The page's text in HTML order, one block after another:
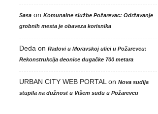
Sasaon Komunalne službe Požarevac: Održavanje
grobnih mesta je obaveza korisnika
Deda on Radovi u Moravskoj ulici u Požarevcu:
Rekonstrukcija deonice dugačke 700 metara
URBAN CITY WEB PORTAL on Nova sudija
stupila na dužnost u Višem sudu u Požarevcu